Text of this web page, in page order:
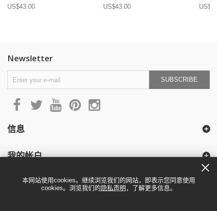
US$43.00 US$43.00
Newsletter
SUBSCRIBE
信息
我的帐户
本网站使用cookies。继续浏览我们的网站，即表示您同意使用
cookies。浏览我们的 隐私声明 ，了解更多信息。